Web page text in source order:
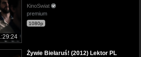
KinoSwiat
premium
1080p
Żywie Biełaruś! (2012) Lektor PL